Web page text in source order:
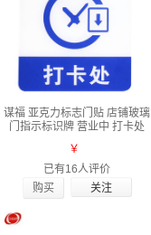
谋福 亚克力标志门贴 店铺玻璃
门指示标识牌 营业中 打卡处
￥
已有16人评价
购买